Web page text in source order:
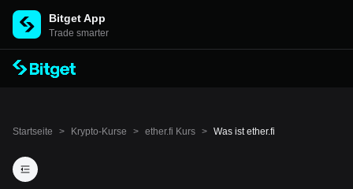
Bitget App
Trade smarter
Startseite > Krypto-Kurse > ether.fi Kurs > Was ist ether.fi